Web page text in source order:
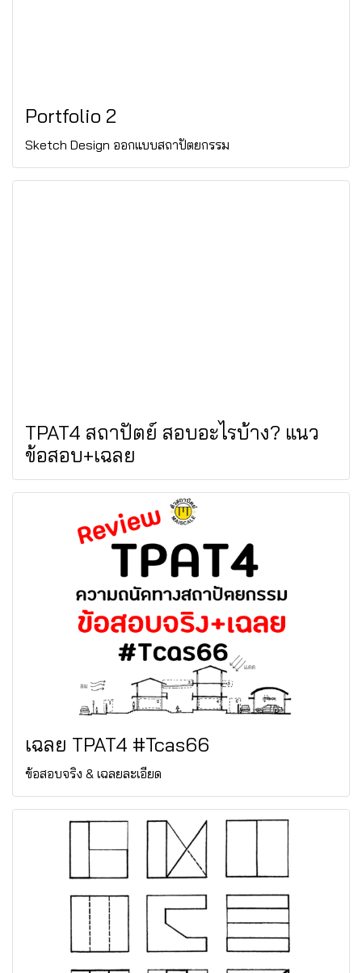
Portfolio 2
Sketch Design ออกแบบสถาปัตยกรรม
TPAT4 สถาปัตย์ สอบอะไรบ้าง? แนว
ข้อสอบ+เฉลย
เฉลย TPAT4 #Tcas66
ข้อสอบจริง & เฉลยละเอียด